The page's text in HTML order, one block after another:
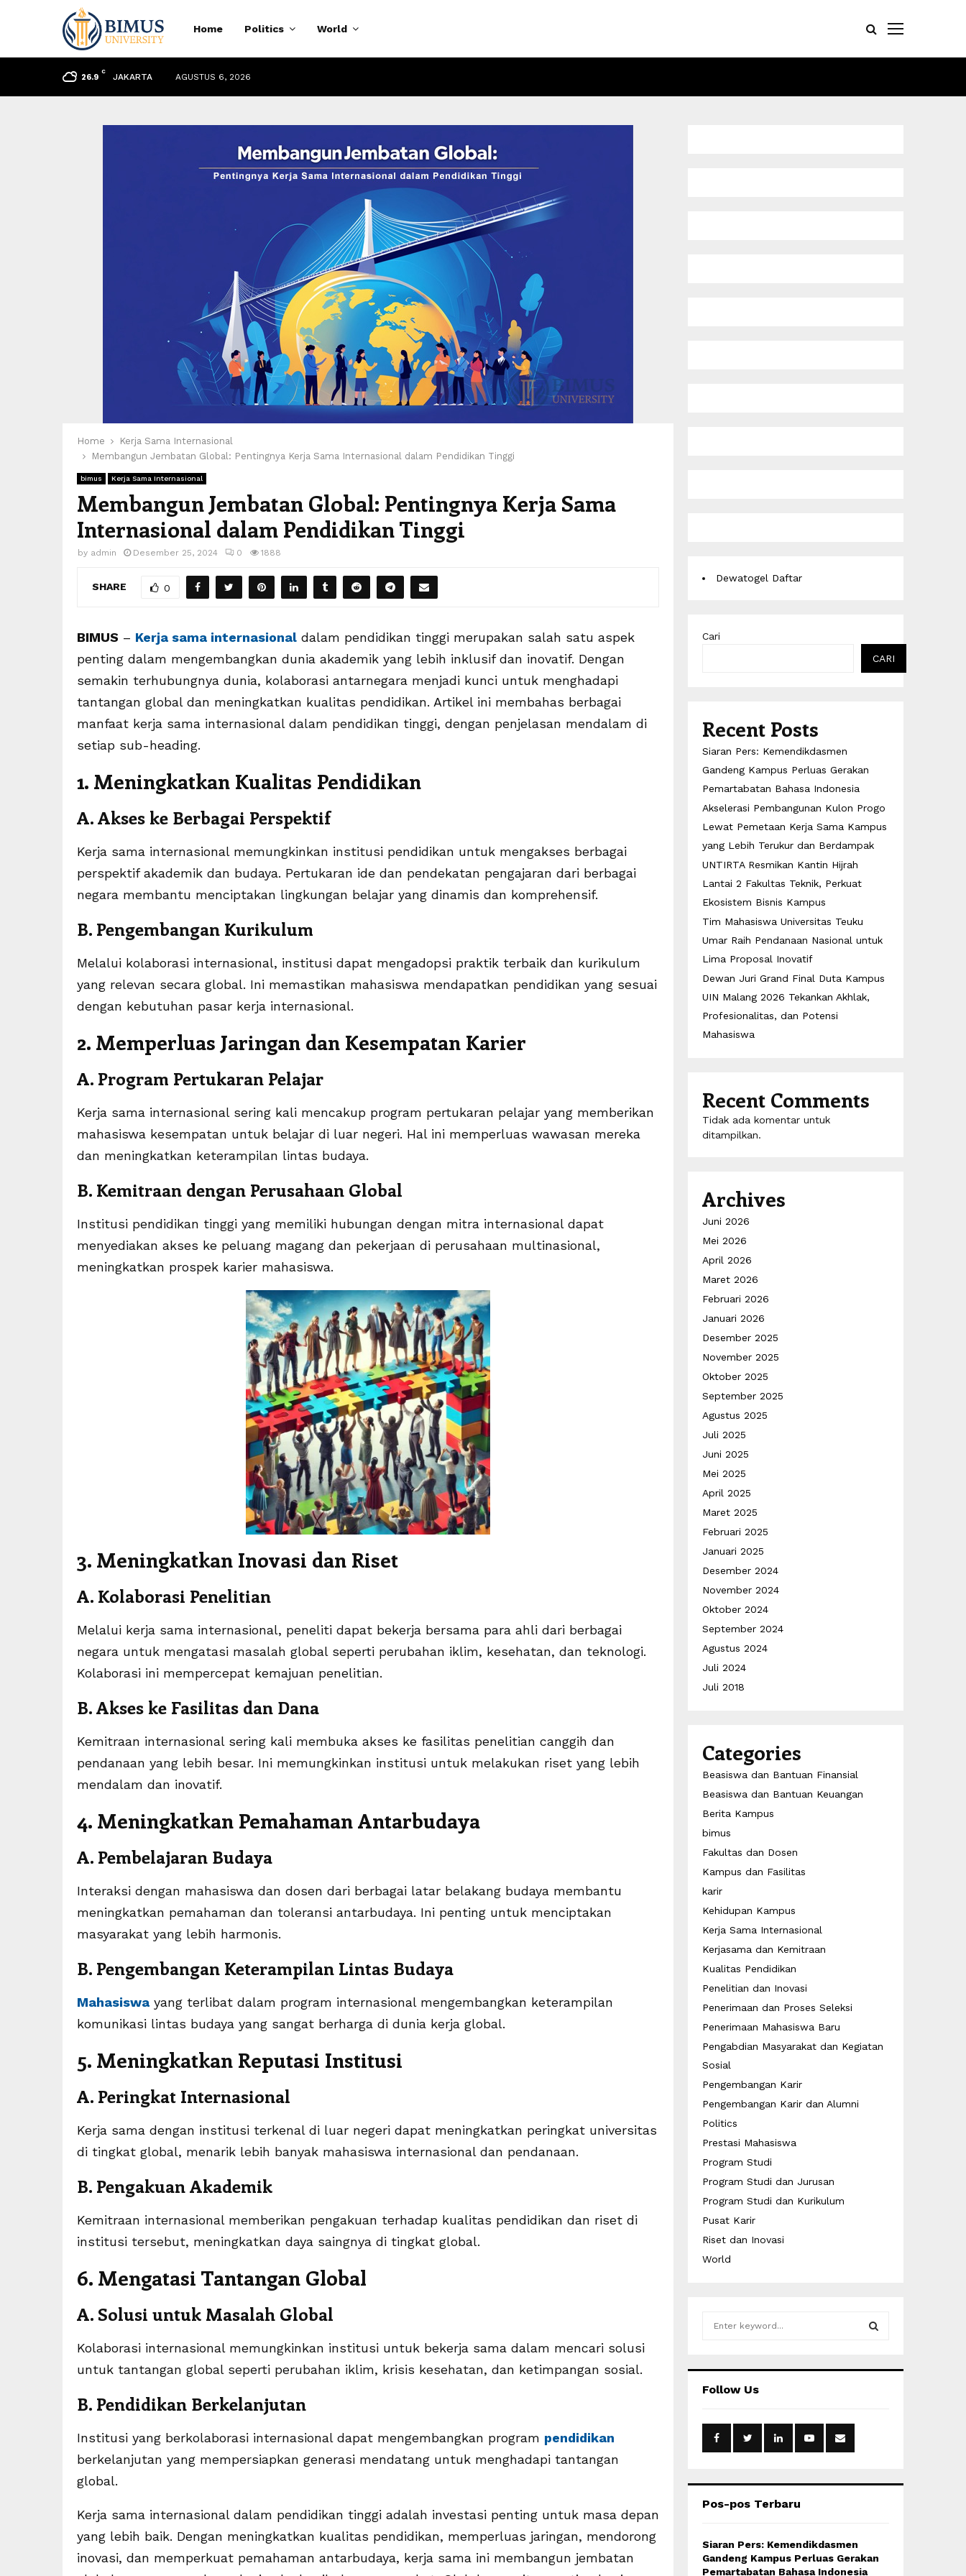
Home Politics World
26.9
C
JAKARTA AGUSTUS 6, 2026
Home
Kerja Sama Internasional
Membangun Jembatan Global: Pentingnya Kerja Sama Internasional dalam Pendidikan Tinggi
bimus Kerja Sama Internasional
Membangun Jembatan Global: Pentingnya Kerja Sama
Internasional dalam Pendidikan Tinggi
by admin Desember 25, 2024 0 1888
SHARE 0
BIMUS – Kerja sama internasional dalam pendidikan tinggi merupakan salah satu aspek
penting dalam mengembangkan dunia akademik yang lebih inklusif dan inovatif. Dengan
semakin terhubungnya dunia, kolaborasi antarnegara menjadi kunci untuk menghadapi
tantangan global dan meningkatkan kualitas pendidikan. Artikel ini membahas berbagai
manfaat kerja sama internasional dalam pendidikan tinggi, dengan penjelasan mendalam di
setiap sub-heading.
1. Meningkatkan Kualitas Pendidikan
A. Akses ke Berbagai Perspektif
Kerja sama internasional memungkinkan institusi pendidikan untuk mengakses berbagai
perspektif akademik dan budaya. Pertukaran ide dan pendekatan pengajaran dari berbagai
negara membantu menciptakan lingkungan belajar yang dinamis dan komprehensif.
B. Pengembangan Kurikulum
Melalui kolaborasi internasional, institusi dapat mengadopsi praktik terbaik dan kurikulum
yang relevan secara global. Ini memastikan mahasiswa mendapatkan pendidikan yang sesuai
dengan kebutuhan pasar kerja internasional.
2. Memperluas Jaringan dan Kesempatan Karier
A. Program Pertukaran Pelajar
Kerja sama internasional sering kali mencakup program pertukaran pelajar yang memberikan
mahasiswa kesempatan untuk belajar di luar negeri. Hal ini memperluas wawasan mereka
dan meningkatkan keterampilan lintas budaya.
B. Kemitraan dengan Perusahaan Global
Institusi pendidikan tinggi yang memiliki hubungan dengan mitra internasional dapat
menyediakan akses ke peluang magang dan pekerjaan di perusahaan multinasional,
meningkatkan prospek karier mahasiswa.
3. Meningkatkan Inovasi dan Riset
A. Kolaborasi Penelitian
Melalui kerja sama internasional, peneliti dapat bekerja bersama para ahli dari berbagai
negara untuk mengatasi masalah global seperti perubahan iklim, kesehatan, dan teknologi.
Kolaborasi ini mempercepat kemajuan penelitian.
B. Akses ke Fasilitas dan Dana
Kemitraan internasional sering kali membuka akses ke fasilitas penelitian canggih dan
pendanaan yang lebih besar. Ini memungkinkan institusi untuk melakukan riset yang lebih
mendalam dan inovatif.
4. Meningkatkan Pemahaman Antarbudaya
A. Pembelajaran Budaya
Interaksi dengan mahasiswa dan dosen dari berbagai latar belakang budaya membantu
meningkatkan pemahaman dan toleransi antarbudaya. Ini penting untuk menciptakan
masyarakat yang lebih harmonis.
B. Pengembangan Keterampilan Lintas Budaya
Mahasiswa yang terlibat dalam program internasional mengembangkan keterampilan
komunikasi lintas budaya yang sangat berharga di dunia kerja global.
5. Meningkatkan Reputasi Institusi
A. Peringkat Internasional
Kerja sama dengan institusi terkenal di luar negeri dapat meningkatkan peringkat universitas
di tingkat global, menarik lebih banyak mahasiswa internasional dan pendanaan.
B. Pengakuan Akademik
Kemitraan internasional memberikan pengakuan terhadap kualitas pendidikan dan riset di
institusi tersebut, meningkatkan daya saingnya di tingkat global.
6. Mengatasi Tantangan Global
A. Solusi untuk Masalah Global
Kolaborasi internasional memungkinkan institusi untuk bekerja sama dalam mencari solusi
untuk tantangan global seperti perubahan iklim, krisis kesehatan, dan ketimpangan sosial.
B. Pendidikan Berkelanjutan
Institusi yang berkolaborasi internasional dapat mengembangkan program pendidikan
berkelanjutan yang mempersiapkan generasi mendatang untuk menghadapi tantangan
global.
Kerja sama internasional dalam pendidikan tinggi adalah investasi penting untuk masa depan
yang lebih baik. Dengan meningkatkan kualitas pendidikan, memperluas jaringan, mendorong
inovasi, dan memperkuat pemahaman antarbudaya, kerja sama ini membangun jembatan
Dewatogel Daftar
Cari
CARI
Recent Posts
Siaran Pers: Kemendikdasmen
Gandeng Kampus Perluas Gerakan
Pemartabatan Bahasa Indonesia
Akselerasi Pembangunan Kulon Progo
Lewat Pemetaan Kerja Sama Kampus
yang Lebih Terukur dan Berdampak
UNTIRTA Resmikan Kantin Hijrah
Lantai 2 Fakultas Teknik, Perkuat
Ekosistem Bisnis Kampus
Tim Mahasiswa Universitas Teuku
Umar Raih Pendanaan Nasional untuk
Lima Proposal Inovatif
Dewan Juri Grand Final Duta Kampus
UIN Malang 2026 Tekankan Akhlak,
Profesionalitas, dan Potensi
Mahasiswa
Recent Comments
Tidak ada komentar untuk
ditampilkan.
Archives
Juni 2026
Mei 2026
April 2026
Maret 2026
Februari 2026
Januari 2026
Desember 2025
November 2025
Oktober 2025
September 2025
Agustus 2025
Juli 2025
Juni 2025
Mei 2025
April 2025
Maret 2025
Februari 2025
Januari 2025
Desember 2024
November 2024
Oktober 2024
September 2024
Agustus 2024
Juli 2024
Juli 2018
Categories
Beasiswa dan Bantuan Finansial
Beasiswa dan Bantuan Keuangan
Berita Kampus
bimus
Fakultas dan Dosen
Kampus dan Fasilitas
karir
Kehidupan Kampus
Kerja Sama Internasional
Kerjasama dan Kemitraan
Kualitas Pendidikan
Penelitian dan Inovasi
Penerimaan dan Proses Seleksi
Penerimaan Mahasiswa Baru
Pengabdian Masyarakat dan Kegiatan
Sosial
Pengembangan Karir
Pengembangan Karir dan Alumni
Politics
Prestasi Mahasiswa
Program Studi
Program Studi dan Jurusan
Program Studi dan Kurikulum
Pusat Karir
Riset dan Inovasi
World
h
o
:
Follow Us
Pos-pos Terbaru
Siaran Pers: Kemendikdasmen
Gandeng Kampus Perluas Gerakan
Pemartabatan Bahasa Indonesia